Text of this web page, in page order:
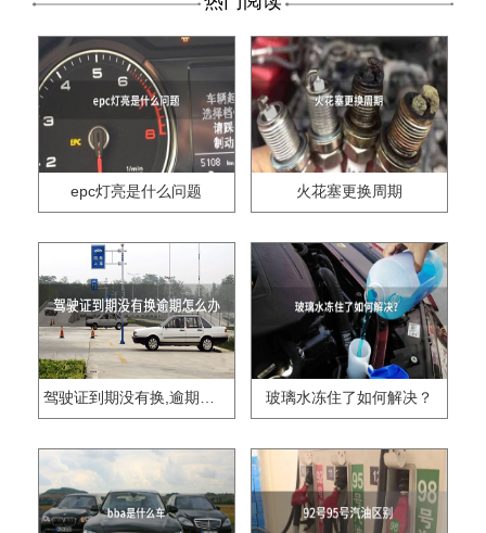
epc灯亮是什么问题 火花塞更换周期
驾驶证到期没有换,逾期怎么办?? 玻璃水冻住了如何解决？